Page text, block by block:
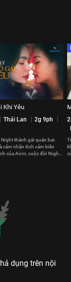
Khi Yêu
Thái Lan
2g 9ph
Night thành gái quán bar.
cảm nhận tình cảm kiên
của Airin, cuộc đời Night
dụng trên nội